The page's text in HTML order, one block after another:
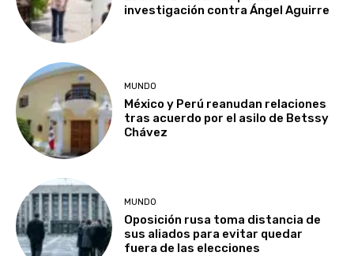
investigación contra Ángel Aguirre
MUNDO
México y Perú reanudan relaciones
tras acuerdo por el asilo de Betssy
Chávez
MUNDO
Oposición rusa toma distancia de
sus aliados para evitar quedar
fuera de las elecciones